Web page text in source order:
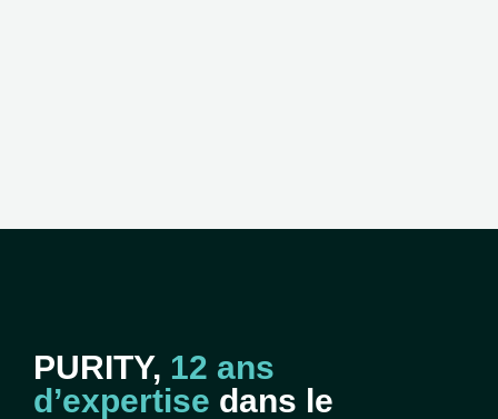
PURITY, 12 ans
d’expertise dans le